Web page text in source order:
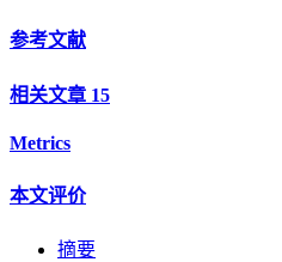
参考文献
相关文章 15
Metrics
本文评价
摘要